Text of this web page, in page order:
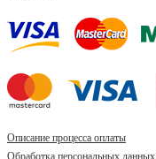
Описание процесса оплаты
Обработка персональных данных